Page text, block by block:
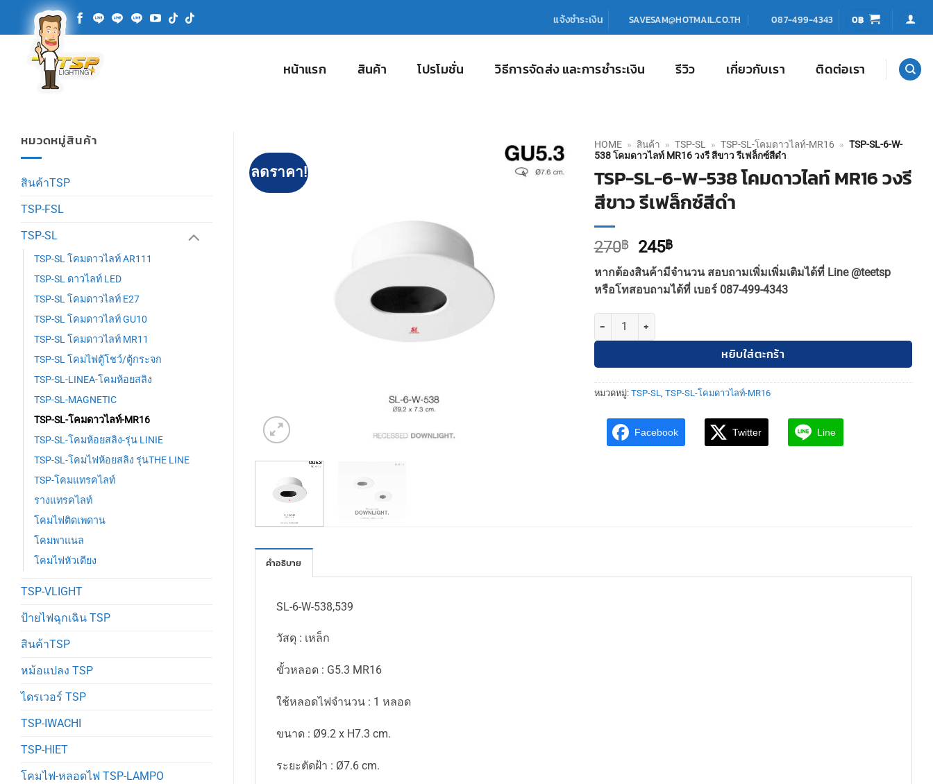
แจ้งชำระเงิน SAVESAM@HOTMAIL.CO.TH 087-499-4343 0฿
หน้าแรก สินค้า โปรโมชั่น วิธีการจัดส่ง และการชำระเงิน รีวิว เกี่ยวกับเรา ติดต่อเรา
หมวดหมู่สินค้า
สินค้าTSP
TSP-FSL
TSP-SL
TSP-SL โคมดาวไลท์ AR111
TSP-SL ดาวไลท์ LED
TSP-SL โคมดาวไลท์ E27
TSP-SL โคมดาวไลท์ GU10
TSP-SL โคมดาวไลท์ MR11
TSP-SL โคมไฟตู้โชว์/ตู้กระจก
TSP-SL-LINEA-โคมห้อยสลิง
TSP-SL-MAGNETIC
TSP-SL-โคมดาวไลท์-MR16
TSP-SL-โคมห้อยสลิง-รุ่น LINIE
TSP-SL-โคมไฟห้อยสลิง รุ่นTHE LINE
TSP-โคมแทรคไลท์
รางแทรคไลท์
โคมไฟติดเพดาน
โคมพาแนล
โคมไฟหัวเตียง
TSP-VLIGHT
ป้ายไฟฉุกเฉิน TSP
สินค้าTSP
หม้อแปลง TSP
ไดรเวอร์ TSP
TSP-IWACHI
TSP-HIET
โคมไฟ-หลอดไฟ TSP-LAMPO
ลดราคา!
HOME » สินค้า » TSP-SL » TSP-SL-โคมดาวไลท์-MR16 » TSP-SL-6-W-
538 โคมดาวไลท์ MR16 วงรี สีขาว รีเฟล็กซ์สีดำ
TSP-SL-6-W-538 โคมดาวไลท์ MR16 วงรี
สีขาว รีเฟล็กซ์สีดำ
270฿
Original
price
was:
270฿.
245฿Current
price
is:
245฿.
หากต้องสินค้ามีจำนวน สอบถามเพิ่มเพิ่มเติมได้ที่ Line @teetsp
หรือโทสอบถามได้ที่ เบอร์ 087-499-4343
จำนวน TSP-SL-6-W-538 โคมดาวไลท์ MR16 วงรี สีขาว รีเฟล็กซ์สีดำ ชิ้น
หยิบใส่ตะกร้า
หมวดหมู่: TSP-SL TSP-SL-โคมดาวไลท์-MR16
Facebook Twitter Line
คำอธิบาย
SL-6-W-538,539
วัสดุ : เหล็ก
ขั้วหลอด : G5.3 MR16
ใช้หลอดไฟจำนวน : 1 หลอด
ขนาด : Ø9.2 x H7.3 cm.
ระยะตัดฝ้า : Ø7.6 cm.